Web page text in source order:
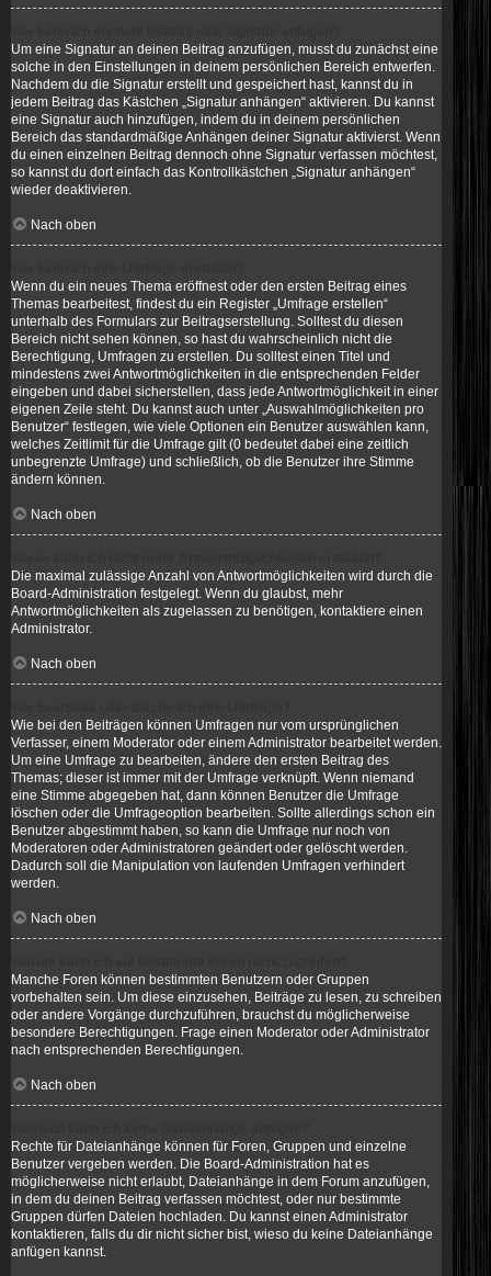
Um eine Signatur an deinen Beitrag anzufügen, musst du zunächst eine
solche in den Einstellungen in deinem persönlichen Bereich entwerfen.
Nachdem du die Signatur erstellt und gespeichert hast, kannst du in
jedem Beitrag das Kästchen „Signatur anhängen“ aktivieren. Du kannst
eine Signatur auch hinzufügen, indem du in deinem persönlichen
Bereich das standardmäßige Anhängen deiner Signatur aktivierst. Wenn
du einen einzelnen Beitrag dennoch ohne Signatur verfassen möchtest,
so kannst du dort einfach das Kontrollkästchen „Signatur anhängen“
wieder deaktivieren.
Nach oben
Wenn du ein neues Thema eröffnest oder den ersten Beitrag eines
Themas bearbeitest, findest du ein Register „Umfrage erstellen“
unterhalb des Formulars zur Beitragserstellung. Solltest du diesen
Bereich nicht sehen können, so hast du wahrscheinlich nicht die
Berechtigung, Umfragen zu erstellen. Du solltest einen Titel und
mindestens zwei Antwortmöglichkeiten in die entsprechenden Felder
eingeben und dabei sicherstellen, dass jede Antwortmöglichkeit in einer
eigenen Zeile steht. Du kannst auch unter „Auswahlmöglichkeiten pro
Benutzer“ festlegen, wie viele Optionen ein Benutzer auswählen kann,
welches Zeitlimit für die Umfrage gilt (0 bedeutet dabei eine zeitlich
unbegrenzte Umfrage) und schließlich, ob die Benutzer ihre Stimme
ändern können.
Nach oben
Die maximal zulässige Anzahl von Antwortmöglichkeiten wird durch die
Board-Administration festgelegt. Wenn du glaubst, mehr
Antwortmöglichkeiten als zugelassen zu benötigen, kontaktiere einen
Administrator.
Nach oben
Wie bei den Beiträgen können Umfragen nur vom ursprünglichen
Verfasser, einem Moderator oder einem Administrator bearbeitet werden.
Um eine Umfrage zu bearbeiten, ändere den ersten Beitrag des
Themas; dieser ist immer mit der Umfrage verknüpft. Wenn niemand
eine Stimme abgegeben hat, dann können Benutzer die Umfrage
löschen oder die Umfrageoption bearbeiten. Sollte allerdings schon ein
Benutzer abgestimmt haben, so kann die Umfrage nur noch von
Moderatoren oder Administratoren geändert oder gelöscht werden.
Dadurch soll die Manipulation von laufenden Umfragen verhindert
werden.
Nach oben
Manche Foren können bestimmten Benutzern oder Gruppen
vorbehalten sein. Um diese einzusehen, Beiträge zu lesen, zu schreiben
oder andere Vorgänge durchzuführen, brauchst du möglicherweise
besondere Berechtigungen. Frage einen Moderator oder Administrator
nach entsprechenden Berechtigungen.
Nach oben
Rechte für Dateianhänge können für Foren, Gruppen und einzelne
Benutzer vergeben werden. Die Board-Administration hat es
möglicherweise nicht erlaubt, Dateianhänge in dem Forum anzufügen,
in dem du deinen Beitrag verfassen möchtest, oder nur bestimmte
Gruppen dürfen Dateien hochladen. Du kannst einen Administrator
kontaktieren, falls du dir nicht sicher bist, wieso du keine Dateianhänge
anfügen kannst.